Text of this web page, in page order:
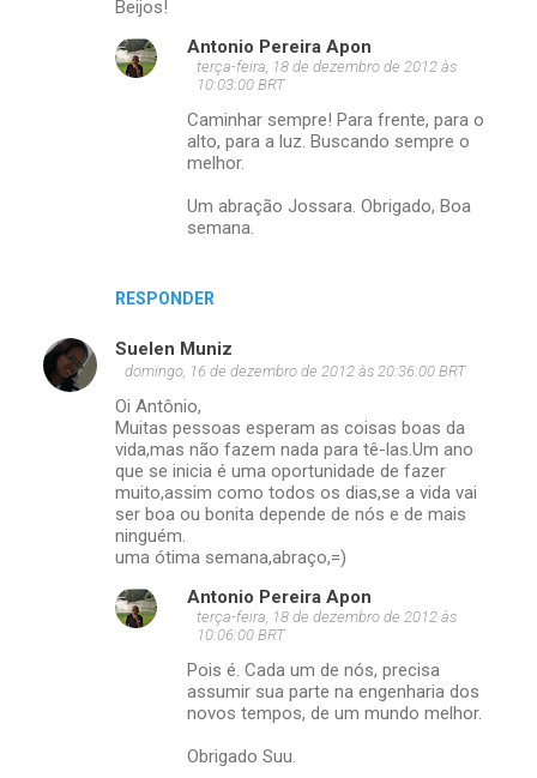
Beijos!
RESPONDER
Antonio Pereira Apon
terça-feira, 18 de dezembro de 2012 às
10:03:00 BRT
Caminhar sempre! Para frente, para o
alto, para a luz. Buscando sempre o
melhor.
Um abração Jossara. Obrigado, Boa
semana.
Suelen Muniz
domingo, 16 de dezembro de 2012 às 20:36:00 BRT
Oi Antônio,
Muitas pessoas esperam as coisas boas da
vida,mas não fazem nada para tê-las.Um ano
que se inicia é uma oportunidade de fazer
muito,assim como todos os dias,se a vida vai
ser boa ou bonita depende de nós e de mais
ninguém.
uma ótima semana,abraço,=)
Antonio Pereira Apon
terça-feira, 18 de dezembro de 2012 às
10:06:00 BRT
Pois é. Cada um de nós, precisa
assumir sua parte na engenharia dos
novos tempos, de um mundo melhor.
Obrigado Suu.